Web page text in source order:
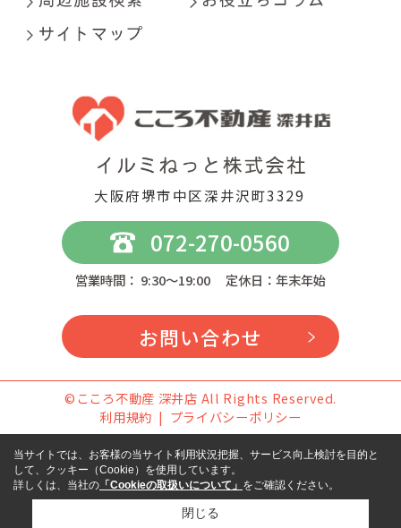
大阪府堺市中区深井沢町3329
072-270-0560
営業時間： 9:30～19:00 定休日：年末年始
お問い合わせ
©こころ不動産 深井店 All Rights Reserved.
利用規約
プライバシーポリシー
当サイトでは、お客様の当サイト利用状況把握、サービス向上検討を目的と
して、クッキー（Cookie）を使用しています。
詳しくは、当社の 「Cookieの取扱いについて」 をご確認ください。
閉じる